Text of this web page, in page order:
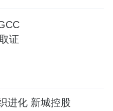
证
进化 新城控股